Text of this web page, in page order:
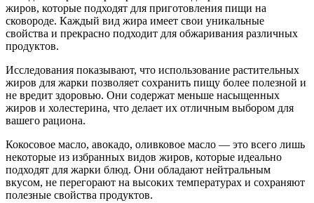
жиров, которые подходят для приготовления пищи на
сковороде. Каждый вид жира имеет свои уникальные
свойства и прекрасно подходит для обжаривания различных
продуктов.
Исследования показывают, что использование растительных
жиров для жарки позволяет сохранить пищу более полезной и
не вредит здоровью. Они содержат меньше насыщенных
жиров и холестерина, что делает их отличным выбором для
вашего рациона.
Кокосовое масло, авокадо, оливковое масло — это всего лишь
некоторые из избранных видов жиров, которые идеально
подходят для жарки блюд. Они обладают нейтральным
вкусом, не перегорают на высоких температурах и сохраняют
полезные свойства продуктов.